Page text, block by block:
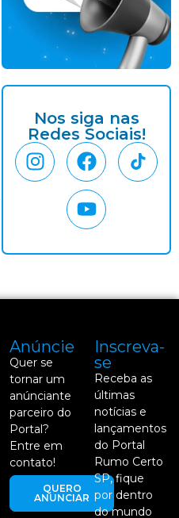
Nos siga nas
Redes Sociais!
Anúncie
Quer se
tornar um
anúnciante
parceiro do
Portal?
Entre em
contato!
QUERO
ANUNCIAR
Inscreva-
se
Receba as
últimas
notícias e
lançamentos
do Portal
Rumo Certo
SP, fique
por dentro
do mundo